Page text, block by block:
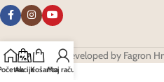
Developed by Fagron
AkcijeKošaricaMoj račun